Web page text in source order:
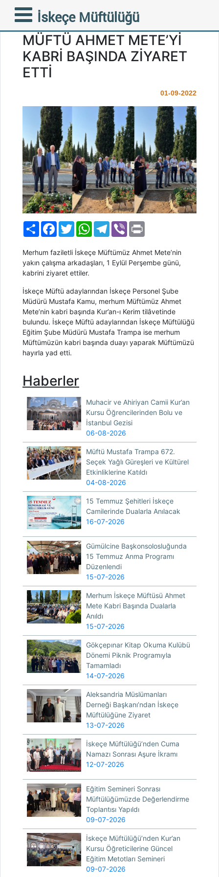
İskeçe Müftülüğü
İSKEÇE MÜFTÜLÜĞÜ
PERSONELİ MERHUM
MÜFTÜ AHMET METE’Yİ
KABRİ BAŞINDA ZİYARET
ETTİ
01-09-2022
PaylaşFacebook
TwitterWhatsAppTelegram
Viber
Merhum faziletli İskeçe Müftümüz Ahmet Mete’nin
yakın çalışma arkadaşları, 1 Eylül Perşembe günü,
kabrini ziyaret ettiler.
İskeçe Müftü adaylarından İskeçe Personel Şube
Müdürü Mustafa Kamu, merhum Müftümüz Ahmet
Mete’nin kabri başında Kur’an-ı Kerim tilâvetinde
bulundu. İskeçe Müftü adaylarından İskeçe Müftülüğü
Eğitim Şube Müdürü Mustafa Trampa ise merhum
Müftümüzün kabri başında duayı yaparak Müftümüzü
hayırla yad etti.
Haberler
Muhacir ve Ahiriyan Camii Kur’an
Kursu Öğrencilerinden Bolu ve
İstanbul Gezisi
06-08-2026
Müftü Mustafa Trampa 672.
Seçek Yağlı Güreşleri ve Kültürel
Etkinliklerine Katıldı
04-08-2026
15 Temmuz Şehitleri İskeçe
Camilerinde Dualarla Anılacak
16-07-2026
Gümülcine Başkonsolosluğunda
15 Temmuz Anma Programı
Düzenlendi
15-07-2026
Merhum İskeçe Müftüsü Ahmet
Mete Kabri Başında Dualarla
Anıldı
15-07-2026
Gökçepınar Kitap Okuma Kulübü
Dönemi Piknik Programıyla
Tamamladı
14-07-2026
Aleksandria Müslümanları
Derneği Başkanı’ndan İskeçe
Müftülüğüne Ziyaret
13-07-2026
İskeçe Müftülüğü’nden Cuma
Namazı Sonrası Aşure İkramı
12-07-2026
Eğitim Semineri Sonrası
Müftülüğümüzde Değerlendirme
Toplantısı Yapıldı
09-07-2026
İskeçe Müftülüğü’nden Kur’an
Kursu Öğreticilerine Güncel
Eğitim Metotları Semineri
09-07-2026